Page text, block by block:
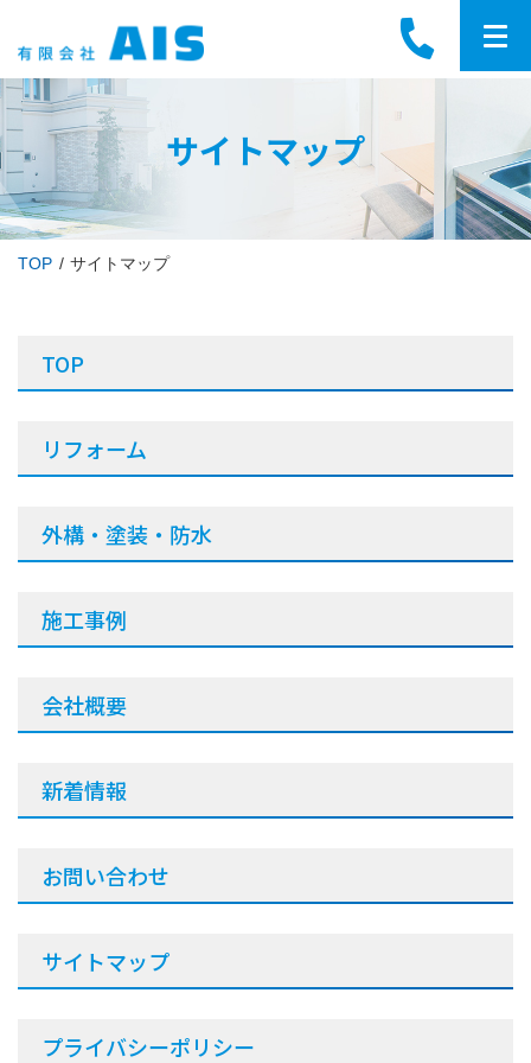
サイトマップ
TOP サイトマップ
TOP
リフォーム
外構・塗装・防水
施工事例
会社概要
新着情報
お問い合わせ
サイトマップ
プライバシーポリシー